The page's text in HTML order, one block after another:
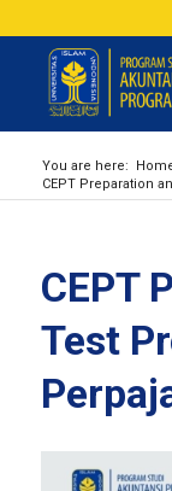
You are here:
CEPT Preparation
CEPT
Test